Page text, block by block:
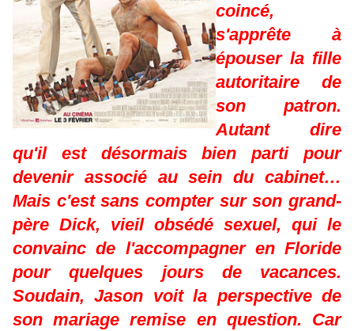
coincé,
s'apprête à
épouser la fille
autoritaire de
son patron.
Autant dire
qu'il est désormais bien parti pour
devenir associé au sein du cabinet…
Mais c'est sans compter sur son grand-
père Dick, vieil obsédé sexuel, qui le
convainc de l'accompagner en Floride
pour quelques jours de vacances.
Soudain, Jason voit la perspective de
son mariage remise en question. Car